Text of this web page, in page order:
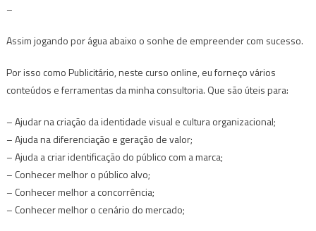
–
Assim jogando por água abaixo o sonhe de empreender com sucesso.
Por isso como Publicitário, neste curso online, eu forneço vários
conteúdos e ferramentas da minha consultoria. Que são úteis para:
– Ajudar na criação da identidade visual e cultura organizacional;
– Ajuda na diferenciação e geração de valor;
– Ajuda a criar identificação do público com a marca;
– Conhecer melhor o público alvo;
– Conhecer melhor a concorrência;
– Conhecer melhor o cenário do mercado;